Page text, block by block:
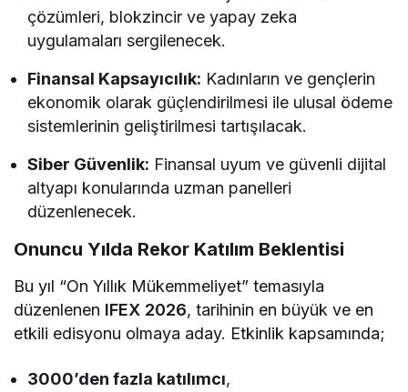
çözümleri, blokzincir ve yapay zeka
uygulamaları sergilenecek.
Finansal Kapsayıcılık: Kadınların ve gençlerin
ekonomik olarak güçlendirilmesi ile ulusal ödeme
sistemlerinin geliştirilmesi tartışılacak.
Siber Güvenlik: Finansal uyum ve güvenli dijital
altyapı konularında uzman panelleri
düzenlenecek.
​Onuncu Yılda Rekor Katılım Beklentisi
​Bu yıl “On Yıllık Mükemmeliyet” temasıyla
düzenlenen IFEX 2026, tarihinin en büyük ve en
etkili edisyonu olmaya aday. Etkinlik kapsamında;
3000’den fazla katılımcı,